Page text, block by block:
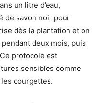
un litre d’eau,
de savon noir pour
dès la plantation et on
deux mois, puis
protocole est
sensibles comme
courgettes.